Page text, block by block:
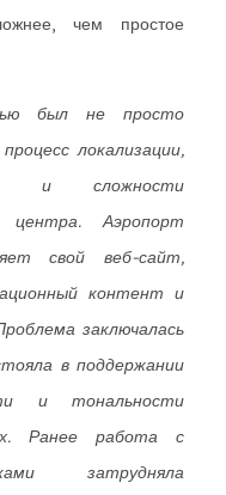
чем простое
был не просто
локализации,
и сложности
центра. Аэропорт
свой веб-сайт,
контент и
заключалась
в поддержании
и тональности
Ранее работа с
затрудняла